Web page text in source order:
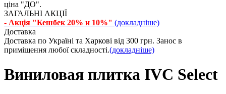
ціна "ДО".
ЗАГАЛЬНІ АКЦІЇ
- Акція "Кешбек 20% и 10%" (докладніше)
Доставка
Доставка по Україні та Харкові від 300 грн. Занос в
приміщення любої складності.(докладніше)
Виниловая плитка IVC Select